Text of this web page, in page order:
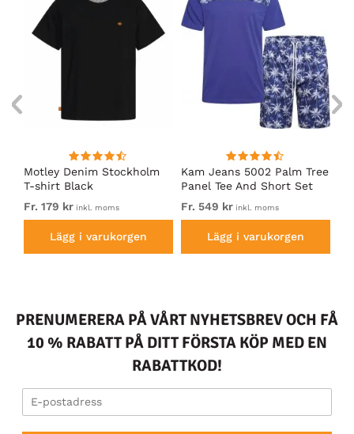
Motley Denim Stockholm
T-shirt Black
Fr. 179 kr inkl. moms
Lägg i varukorgen
Kam Jeans 5002 Palm Tree
Panel Tee And Short Set
Electric Blue
Fr. 549 kr inkl. moms
Lägg i varukorgen
PRENUMERERA PÅ VÅRT NYHETSBREV OCH FÅ
10 % RABATT PÅ DITT FÖRSTA KÖP MED EN
RABATTKOD!